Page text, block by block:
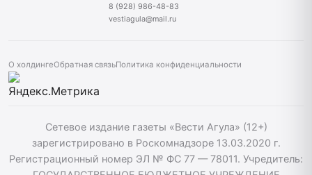
8 (928) 986-48-83
vestiagula@mail.ru
О холдингеОбратная связьПолитика конфиденциальности
Сетевое издание газеты «Вести Агула» (12+)
зарегистрировано в Роскомнадзоре 13.03.2020 г.
Регистрационный номер ЭЛ № ФС 77 — 78011. Учредитель: